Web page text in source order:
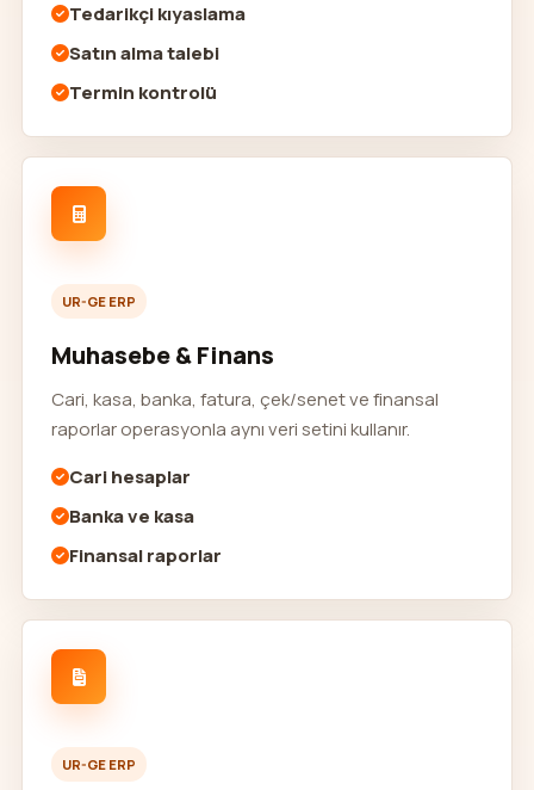
Tedarikçi kıyaslama
Satın alma talebi
Termin kontrolü
UR-GE ERP
Muhasebe & Finans
Cari, kasa, banka, fatura, çek/senet ve finansal
raporlar operasyonla aynı veri setini kullanır.
Cari hesaplar
Banka ve kasa
Finansal raporlar
UR-GE ERP